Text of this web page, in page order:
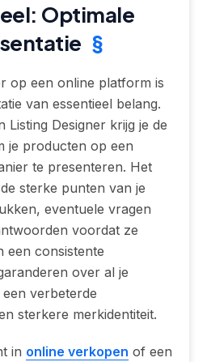
Optimale
§
op een online platform is
van essentieel belang.
Listing Designer krijg je de
je producten op een
te presenteren. Het
sterke punten van je
eventuele vragen
voordat ze
een consistente
over al je
een verbeterde
sterkere merkidentiteit.
in online verkopen of een